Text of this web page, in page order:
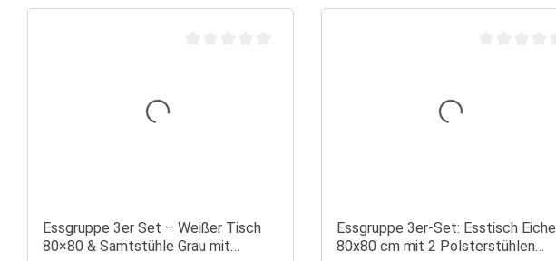
Essgruppe 3er Set – Weißer Tisch
80×80 & Samtstühle Grau mit
Essgruppe 3er-Set: Esstisch Eiche
80x80 cm mit 2 Polsterstühlen